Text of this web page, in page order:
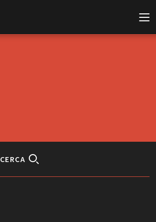
MARKETS, AWARDS
CERCA